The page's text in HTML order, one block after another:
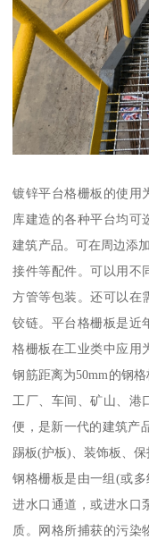
镀锌平台格栅板的使用
库建造的各种平台均可
建筑产品。可在周边添
接件等配件。可以用不
方管等包装。还可以在
铰链。平台格栅板是近
格栅板在工业类中应用
钢筋距离为50mm的钢
工厂、车间、矿山、港
便，是新一代的建筑产
踢板(护板)、装饰板、保
钢格栅板是由一组(或
进水口通道，或进水口
质。网格所捕获的污染